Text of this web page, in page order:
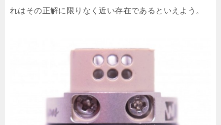
れはその正解に限りなく近い存在であるといえよう。